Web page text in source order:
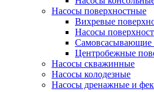
Насосы поверхностные
Вихревые
Насосы
Самовсасывающие
Центробежные
Насосы скважинные
Насосы колодезные
Насосы дренажные и